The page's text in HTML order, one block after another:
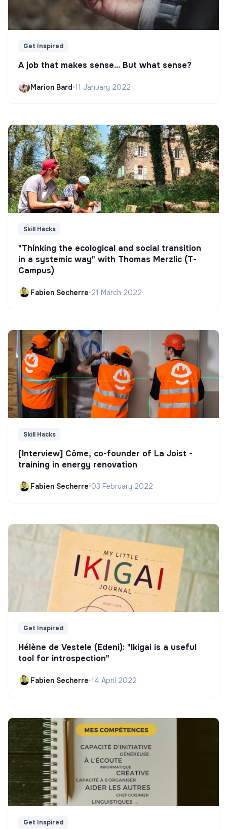
Get Inspired
A job that makes sense... But what sense?
Marion Bard•11 January 2022
Skill Hacks
"Thinking the ecological and social transition
in a systemic way" with Thomas Merzlic (T-
Campus)
Fabien Secherre•21 March 2022
Skill Hacks
[Interview] Côme, co-founder of La Joist -
training in energy renovation
Fabien Secherre•03 February 2022
Get Inspired
Hélène de Vestele (Edeni): "Ikigai is a useful
tool for introspection"
Fabien Secherre•14 April 2022
Get Inspired